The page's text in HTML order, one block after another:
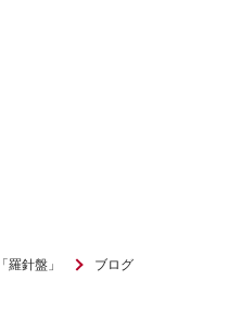
針盤」 ブログ